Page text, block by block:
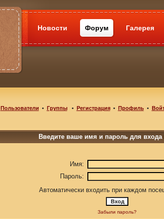
Новости Форум Галерея
Пользователи • Группы• Регистрация• Профиль•
Введите ваше имя и пароль для входа
Имя:
Пароль:
Автоматически входить при каждом
Забыли пароль?